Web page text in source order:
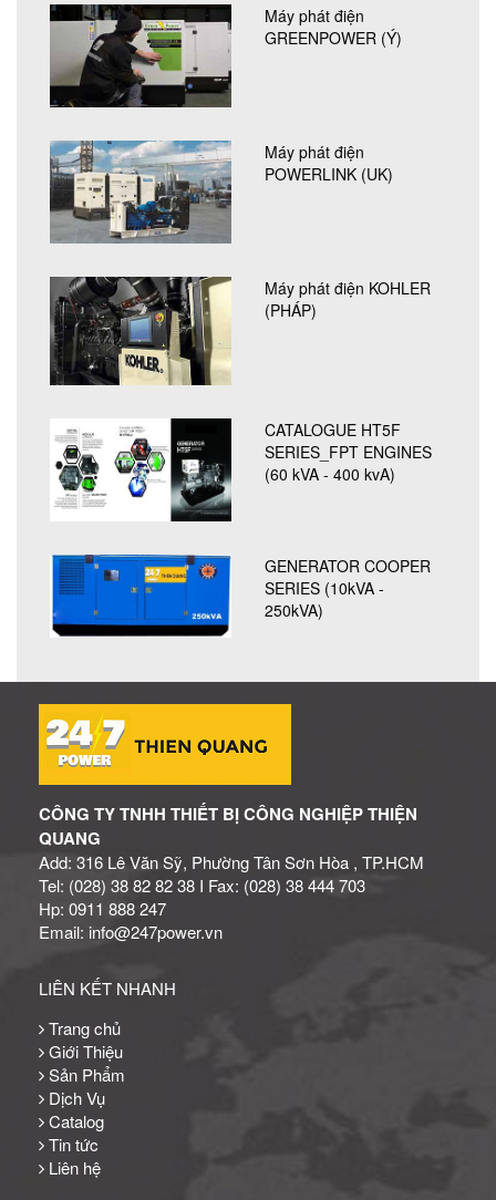
Máy phát điện
GREENPOWER (Ý)
Máy phát điện
POWERLINK (UK)
Máy phát điện KOHLER
(PHÁP)
CATALOGUE HT5F
SERIES_FPT ENGINES
(60 kVA - 400 kvA)
GENERATOR COOPER
SERIES (10kVA -
250kVA)
CÔNG TY TNHH THIẾT BỊ CÔNG NGHIỆP THIỆN
QUANG
Add: 316 Lê Văn Sỹ, Phường Tân Sơn Hòa , TP.HCM
Tel: (028) 38 82 82 38 I Fax: (028) 38 444 703
Hp: 0911 888 247
Email: info@247power.vn
LIÊN KẾT NHANH
Trang chủ
Giới Thiệu
Sản Phẩm
Dịch Vụ
Catalog
Tin tức
Liên hệ